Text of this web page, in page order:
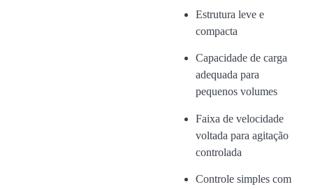
Estrutura leve e
compacta
Capacidade de carga
adequada para
pequenos volumes
Faixa de velocidade
voltada para agitação
controlada
Controle simples com